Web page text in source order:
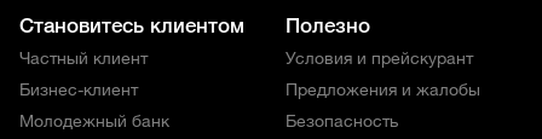
Становитесь клиентом
Частный клиент
Бизнес-клиент
Молодежный банк
Полезно
Условия и прейскурант
Предложения и жалобы
Безопасность